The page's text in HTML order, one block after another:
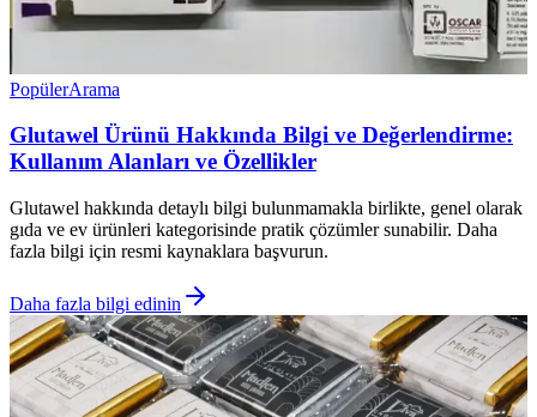
PopülerArama
Glutawel Ürünü Hakkında Bilgi ve Değerlendirme:
Kullanım Alanları ve Özellikler
Glutawel hakkında detaylı bilgi bulunmamakla birlikte, genel olarak
gıda ve ev ürünleri kategorisinde pratik çözümler sunabilir. Daha
fazla bilgi için resmi kaynaklara başvurun.
Daha fazla bilgi edinin